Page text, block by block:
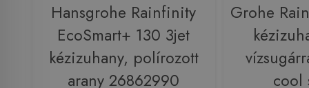
Hansgrohe Rainfinity
EcoSmart+ 130 3jet
kézizuhany, polírozott
arany 26862990
Grohe
cool